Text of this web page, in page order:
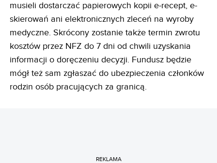
musieli dostarczać papierowych kopii e-recept, e-
skierowań ani elektronicznych zleceń na wyroby
medyczne. Skrócony zostanie także termin zwrotu
kosztów przez NFZ do 7 dni od chwili uzyskania
informacji o doręczeniu decyzji. Fundusz będzie
mógł też sam zgłaszać do ubezpieczenia członków
rodzin osób pracujących za granicą.
REKLAMA